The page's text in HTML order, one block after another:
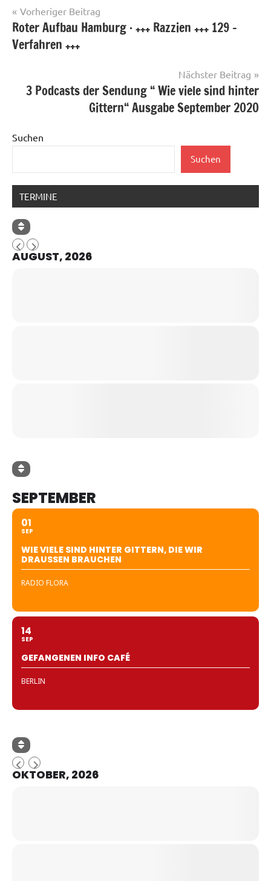
Beitragsnavigation
Vorheriger Beitrag
Roter Aufbau Hamburg · +++ Razzien +++ 129 –
Verfahren +++
Nächster Beitrag
3 Podcasts der Sendung “ Wie viele sind hinter
Gittern“ Ausgabe September 2020
Suchen
Suchen
TERMINE
AUGUST, 2026
SEPTEMBER
01
SEP
WIE VIELE SIND HINTER GITTERN, DIE WIR
DRAUSSEN BRAUCHEN
RADIO FLORA
14
SEP
GEFANGENEN INFO CAFÉ
BERLIN
OKTOBER, 2026